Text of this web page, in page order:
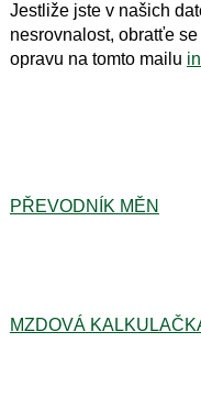
Jestliže jste v našich
nesrovnalost, obratťe
opravu na tomto mailu
PŘEVODNÍK MĚN
MZDOVÁ